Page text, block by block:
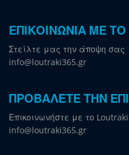
ΕΠΙΚΟΙΝΩΝΙΑ ΜΕ ΤΟ
Στείλτε μας την άποψη σας
info@loutraki365.gr
ΠΡΟΒΑΛΕΤΕ ΤΗΝ
Επικοινωνήστε με το
info@loutraki365.gr